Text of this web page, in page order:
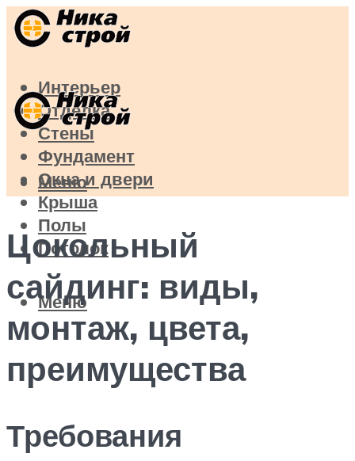
Интерьер
Отделка
Стены
Фундамент
Окна и двери
Крыша
Полы
Потолок
Меню
Меню
Цокольный
сайдинг: виды,
монтаж, цвета,
преимущества
Требования